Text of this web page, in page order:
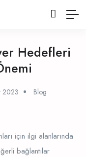
Hedefleri
2023 Blog
için ilgi alanlarında
bağlantılar